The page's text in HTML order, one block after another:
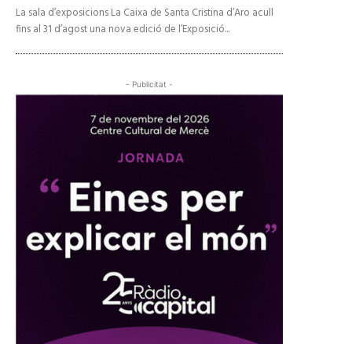
La sala d’exposicions La Caixa de Santa Cristina d’Aro acull
fins al 31 d’agost una nova edició de l’Exposició...
- Publicitat -